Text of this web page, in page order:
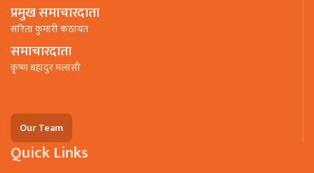
प्रमुख समाचारदाता
सरिता कुमारी कठायत
समाचारदाता
कृष्ण बहादुर मलासी
Our Team
Quick Links